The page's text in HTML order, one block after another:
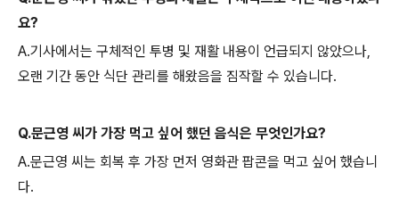
요?
A.기사에서는 구체적인 투병 및 재활 내용이 언급되지 않았으나,
오랜 기간 동안 식단 관리를 해왔음을 짐작할 수 있습니다.
Q.문근영 씨가 가장 먹고 싶어 했던 음식은 무엇인가요?
A.문근영 씨는 회복 후 가장 먼저 영화관 팝콘을 먹고 싶어 했습니
다.